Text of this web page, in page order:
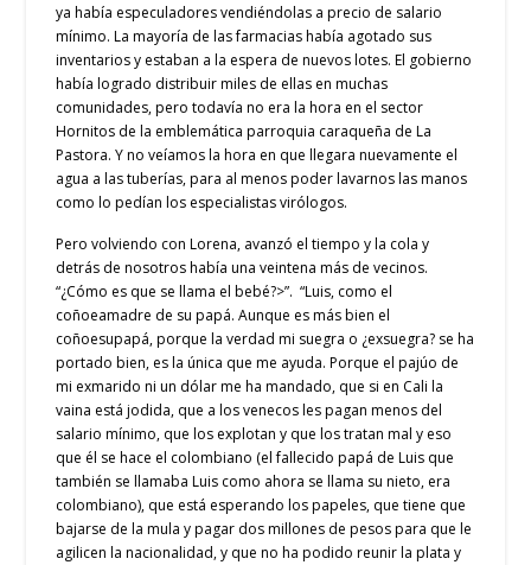
ya había especuladores vendiéndolas a precio de salario
mínimo. La mayoría de las farmacias había agotado sus
inventarios y estaban a la espera de nuevos lotes. El gobierno
había logrado distribuir miles de ellas en muchas
comunidades, pero todavía no era la hora en el sector
Hornitos de la emblemática parroquia caraqueña de La
Pastora. Y no veíamos la hora en que llegara nuevamente el
agua a las tuberías, para al menos poder lavarnos las manos
como lo pedían los especialistas virólogos.
Pero volviendo con Lorena, avanzó el tiempo y la cola y
detrás de nosotros había una veintena más de vecinos.
“¿Cómo es que se llama el bebé?>”. “Luis, como el
coñoeamadre de su papá. Aunque es más bien el
coñoesupapá, porque la verdad mi suegra o ¿exsuegra? se ha
portado bien, es la única que me ayuda. Porque el pajúo de
mi exmarido ni un dólar me ha mandado, que si en Cali la
vaina está jodida, que a los venecos les pagan menos del
salario mínimo, que los explotan y que los tratan mal y eso
que él se hace el colombiano (el fallecido papá de Luis que
también se llamaba Luis como ahora se llama su nieto, era
colombiano), que está esperando los papeles, que tiene que
bajarse de la mula y pagar dos millones de pesos para que le
agilicen la nacionalidad, y que no ha podido reunir la plata y